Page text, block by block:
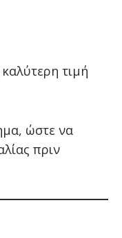
τιμή
ώστε να
πριν